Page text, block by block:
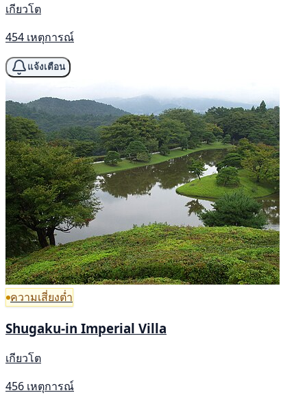
เกียวโต
454 เหตุการณ์
แจ้งเตือน
ความเสี่ยงต่ำ
Shugaku-in Imperial Villa
เกียวโต
456 เหตุการณ์